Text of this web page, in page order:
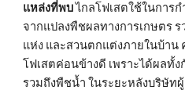
แหล่งที่พบ ไกลโฟเสตใช้ในการ
จากแปลงพืชผลทางการเกษตร
แห่ง และสวนตกแต่งภายในบ้า
โฟเสตค่อนข้างดี เพราะได้ผล
รวมถึงพืชน้ำ ในระยะหลังบริษัท